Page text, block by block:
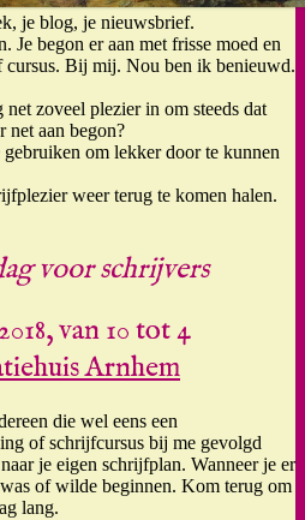
je blog, je nieuwsbrief.
Je begon er aan met frisse moed en
cursus. Bij mij. Nou ben ik benieuwd.
zoveel plezier in om steeds dat
net aan begon?
om lekker door te kunnen
weer terug te komen halen.
voor schrijvers
van 10 tot 4
Arnhem
die wel eens een
of schrijfcursus bij me gevolgd
je eigen schrijfplan. Wanneer je er
of wilde beginnen. Kom terug om
lang.